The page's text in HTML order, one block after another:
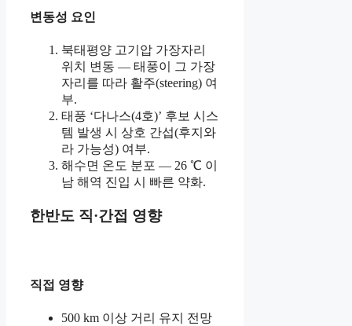
변동성 요인
북태평양 고기압 가장자리
위치 변동 — 태풍이 그 가장
자리를 따라 활주(steering) 여
부.
태풍 ‘다나스(4호)’ 후보 시스
템 발생 시 상호 간섭(후지와
라 가능성) 여부.
해수면 온도 분포 — 26 ℃ 이
남 해역 진입 시 빠른 약화.
한반도 직·간접 영향
직접 영향
500 km 이상 거리 유지 전망